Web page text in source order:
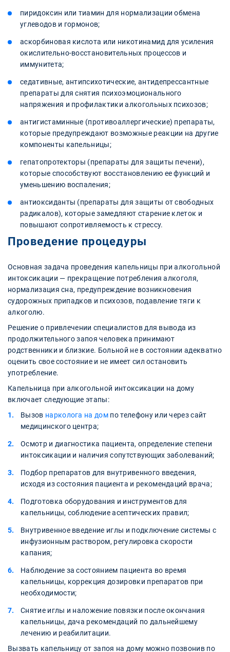
пиридоксин или тиамин для нормализации обмена
углеводов и гормонов;
аскорбиновая кислота или никотинамид для усиления
окислительно-восстановительных процессов и
иммунитета;
седативные, антипсихотические, антидепрессантные
препараты для снятия психоэмоционального
напряжения и профилактики алкогольных психозов;
антигистаминные (противоаллергические) препараты,
которые предупреждают возможные реакции на другие
компоненты капельницы;
гепатопротекторы (препараты для защиты печени),
которые способствуют восстановлению ее функций и
уменьшению воспаления;
антиоксиданты (препараты для защиты от свободных
радикалов), которые замедляют старение клеток и
повышают сопротивляемость к стрессу.
Проведение процедуры
Основная задача проведения капельницы при алкогольной
интоксикации — прекращение потребления алкоголя,
нормализация сна, предупреждение возникновения
судорожных припадков и психозов, подавление тяги к
алкоголю.
Решение о привлечении специалистов для вывода из
продолжительного запоя человека принимают
родственники и близкие. Больной не в состоянии адекватно
оценить свое состояние и не имеет сил остановить
употребление.
Капельница при алкогольной интоксикации на дому
включает следующие этапы:
Вызов нарколога на дом по телефону или через сайт
медицинского центра;
Осмотр и диагностика пациента, определение степени
интоксикации и наличия сопутствующих заболеваний;
Подбор препаратов для внутривенного введения,
исходя из состояния пациента и рекомендаций врача;
Подготовка оборудования и инструментов для
капельницы, соблюдение асептических правил;
Внутривенное введение иглы и подключение системы с
инфузионным раствором, регулировка скорости
капания;
Наблюдение за состоянием пациента во время
капельницы, коррекция дозировки препаратов при
необходимости;
Снятие иглы и наложение повязки после окончания
капельницы, дача рекомендаций по дальнейшему
лечению и реабилитации.
Вызвать капельницу от запоя на дому можно позвонив по